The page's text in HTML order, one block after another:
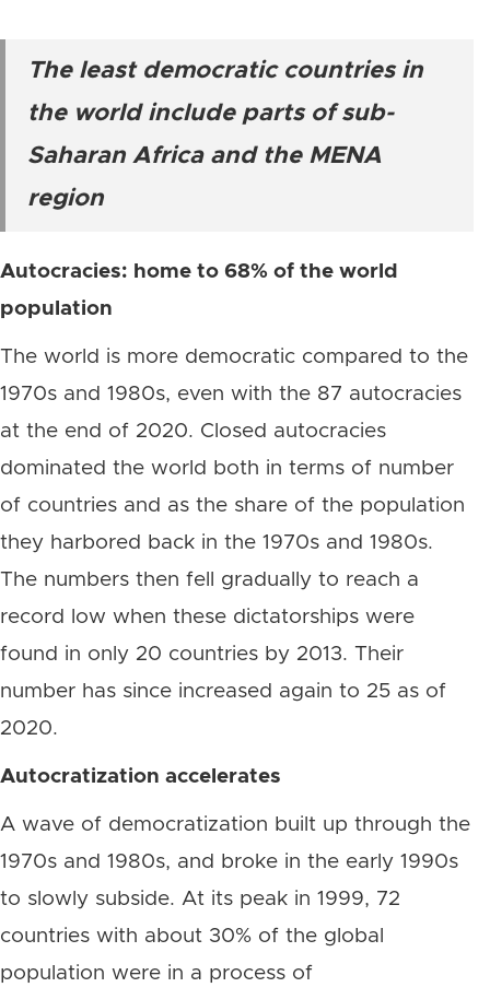
The least democratic countries in
the world include parts of sub-
Saharan Africa and the MENA
region
Autocracies: home to 68% of the world
population
The world is more democratic compared to the
1970s and 1980s, even with the 87 autocracies
at the end of 2020. Closed autocracies
dominated the world both in terms of number
of countries and as the share of the population
they harbored back in the 1970s and 1980s.
The numbers then fell gradually to reach a
record low when these dictatorships were
found in only 20 countries by 2013. Their
number has since increased again to 25 as of
2020.
Autocratization accelerates
A wave of democratization built up through the
1970s and 1980s, and broke in the early 1990s
to slowly subside. At its peak in 1999, 72
countries with about 30% of the global
population were in a process of